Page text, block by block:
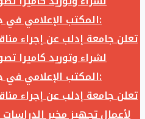
المكتب الإعلامي في جامعة إدلب وفق الآتي:
تعلن جامعة إدلب عن إجراء
لشراء وتوريد كاميرا
المكتب الإعلامي في جامعة إدلب وفق الآتي:
تعلن جامعة إدلب عن إجراء
لأعمال تجهيز مخبر